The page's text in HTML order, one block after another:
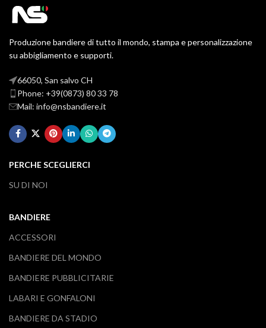
Produzione bandiere di tutto il mondo, stampa e personalizzazione
su abbigliamento e supporti.
66050, San salvo CH
Phone: +39(0873) 80 33 78
Mail: info@nsbandiere.it
PERCHE SCEGLIERCI
SU DI NOI
BANDIERE
ACCESSORI
BANDIERE DEL MONDO
BANDIERE PUBBLICITARIE
LABARI E GONFALONI
BANDIERE DA STADIO